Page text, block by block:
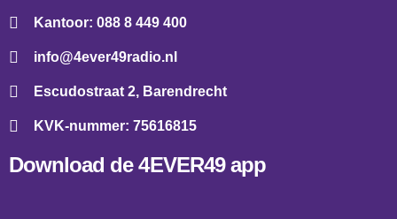
Kantoor: 088 8 449 400
info@4ever49radio.nl
Escudostraat 2, Barendrecht
KVK-nummer: 75616815
Download de 4EVER49 app